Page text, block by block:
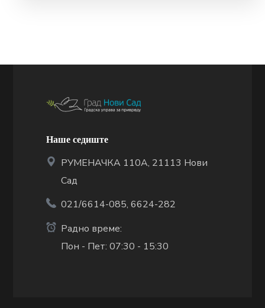
Наше седиште
РУМЕНАЧКА 110А, 21113 Нови
Сад
021/6614-085, 6624-282
Радно време:
Пон - Пет: 07:30 - 15:30